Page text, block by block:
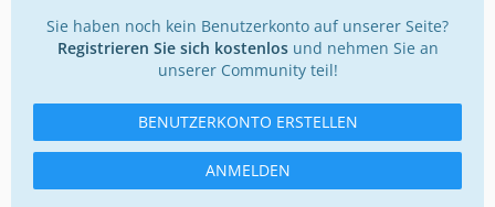
Sie haben noch kein Benutzerkonto auf unserer Seite?
Registrieren Sie sich kostenlosund nehmen Sie an
unserer Community teil!
BENUTZERKONTO ERSTELLEN
ANMELDEN